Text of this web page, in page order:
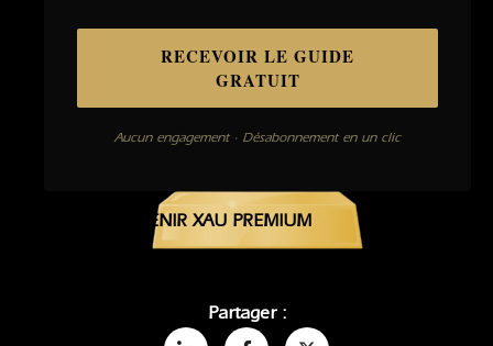
RECEVOIR LE GUIDE
GRATUIT
Aucun engagement · Désabonnement en un clic
DEVENIR XAU PREMIUM
Partager :